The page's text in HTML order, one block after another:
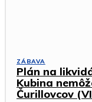
ZÁBAVA
Plán na
Kubina
Čurillovcov